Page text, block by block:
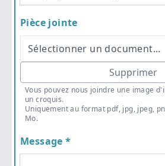
Pièce jointe
Sélectionner un document...
Supprimer
Vous pouvez nous joindre une image
un croquis.
Uniquement au format pdf, jpg, jpeg,
Mo.
Message *